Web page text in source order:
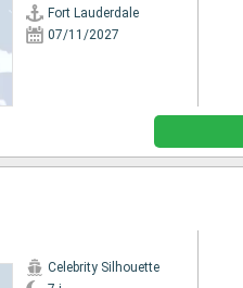
Fort Lauderdale
07/11/2027
Celebrity Silhouette